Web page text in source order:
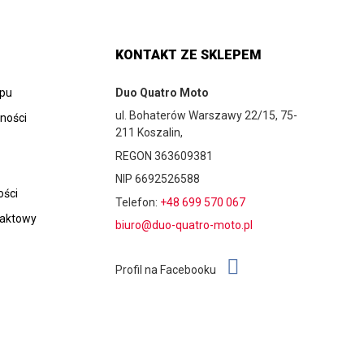
KONTAKT ZE SKLEPEM
Duo Quatro Moto
ul. Bohaterów Warszawy 22/15, 75-
211 Koszalin,
REGON 363609381
NIP 6692526588
Telefon: +48 699 570 067
biuro@duo-quatro-moto.pl
Profil na Facebooku